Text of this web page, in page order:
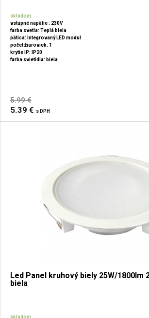
skladom
vstupné napätie : 230V
farba svetla: Teplá biela
pätica: Integrovaný LED modul
počet žiaroviek: 1
krytie IP: IP20
farba svietidla: biela
5.99 €
5.39 € s DPH
Led Panel kruhový biely 25W/1800lm
biela